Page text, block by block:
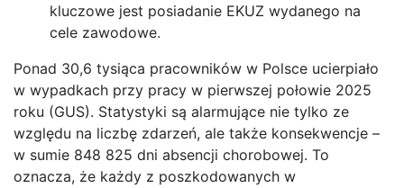
kluczowe jest posiadanie EKUZ wydanego na
cele zawodowe.
Ponad 30,6 tysiąca pracowników w Polsce ucierpiało
w wypadkach przy pracy w pierwszej połowie 2025
roku (GUS). Statystyki są alarmujące nie tylko ze
względu na liczbę zdarzeń, ale także konsekwencje –
w sumie 848 825 dni absencji chorobowej. To
oznacza, że każdy z poszkodowanych w